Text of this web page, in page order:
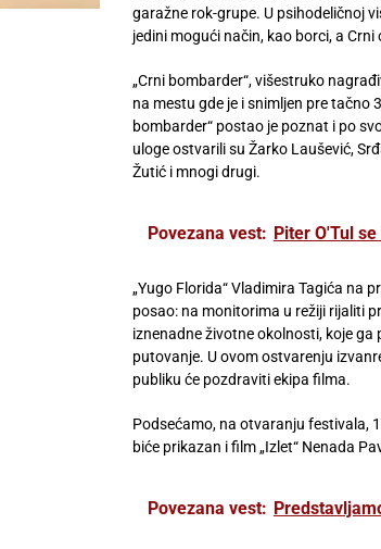
garažne rok-grupe. U psihodeličnoj
jedini mogući način, kao borci, a
„Crni bombarder“, višestruko
na mestu gde je i snimljen pre tačno
bombarder“ postao je poznat i po
uloge ostvarili su Žarko Laušević,
Žutić i mnogi drugi.
Povezana vest: Piter O'Tul
„Yugo Florida“ Vladimira Tagića na
posao: na monitorima u režiji rijaliti
iznenadne životne okolnosti, koje
putovanje. U ovom ostvarenju
publiku će pozdraviti ekipa filma.
Podsećamo, na otvaranju festivala,
biće prikazan i film „Izlet“ Nenada
Povezana vest: